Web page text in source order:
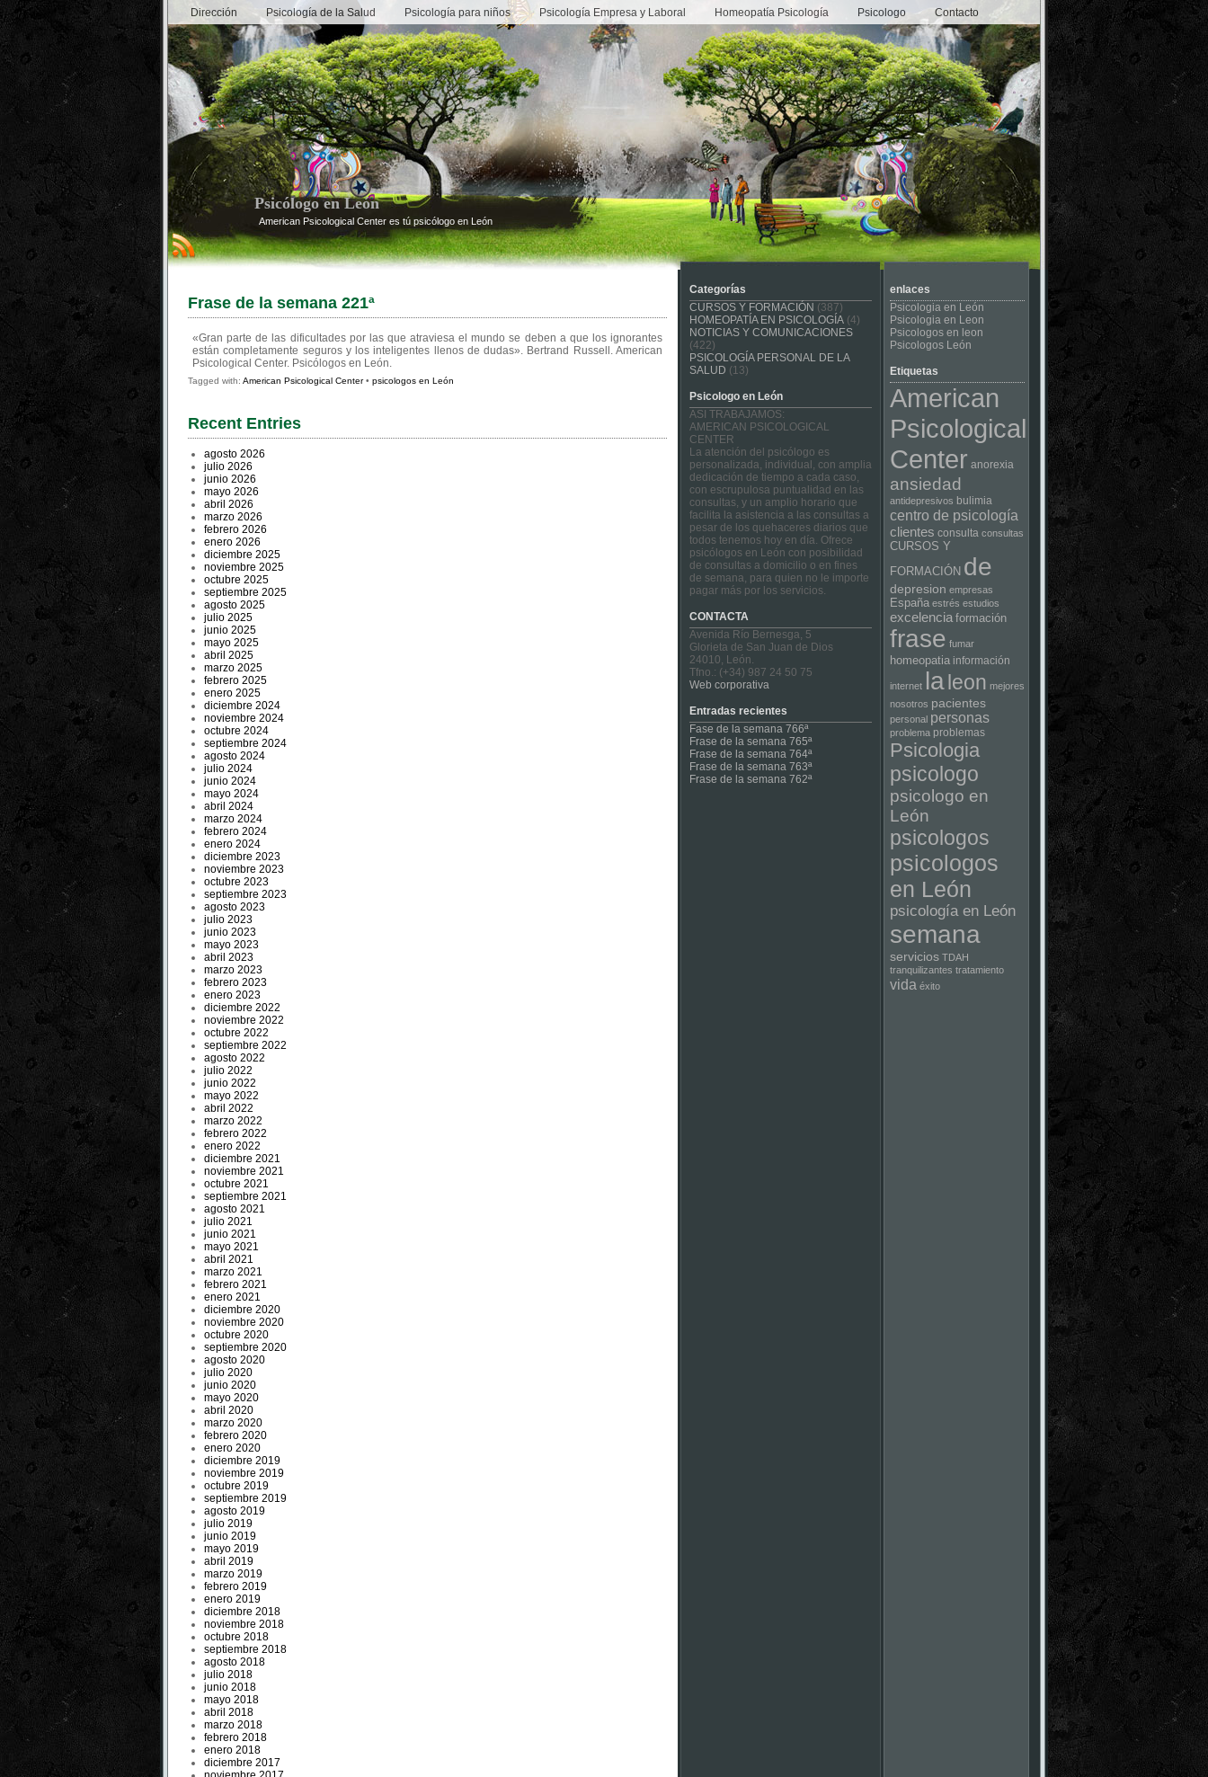
Dirección Psicología de la Salud Psicología para niños Psicología Empresa y Laboral Homeopatía Psicología Psicologo Contacto
Psicólogo en León
American Psicological Center es tú psicólogo en León
Frase de la semana 221ª
«Gran parte de las dificultades por las que atraviesa el mundo se deben a que los ignorantes
están completamente seguros y los inteligentes llenos de dudas». Bertrand Russell. American
Psicological Center. Psicólogos en León.
Tagged with: American Psicological Center• psicologos en León
Recent Entries
agosto 2026
julio 2026
junio 2026
mayo 2026
abril 2026
marzo 2026
febrero 2026
enero 2026
diciembre 2025
noviembre 2025
octubre 2025
septiembre 2025
agosto 2025
julio 2025
junio 2025
mayo 2025
abril 2025
marzo 2025
febrero 2025
enero 2025
diciembre 2024
noviembre 2024
octubre 2024
septiembre 2024
agosto 2024
julio 2024
junio 2024
mayo 2024
abril 2024
marzo 2024
febrero 2024
enero 2024
diciembre 2023
noviembre 2023
octubre 2023
septiembre 2023
agosto 2023
julio 2023
junio 2023
mayo 2023
abril 2023
marzo 2023
febrero 2023
enero 2023
diciembre 2022
noviembre 2022
octubre 2022
septiembre 2022
agosto 2022
julio 2022
junio 2022
mayo 2022
abril 2022
marzo 2022
febrero 2022
enero 2022
diciembre 2021
noviembre 2021
octubre 2021
septiembre 2021
agosto 2021
julio 2021
junio 2021
mayo 2021
abril 2021
marzo 2021
febrero 2021
enero 2021
diciembre 2020
noviembre 2020
octubre 2020
septiembre 2020
agosto 2020
julio 2020
junio 2020
mayo 2020
abril 2020
marzo 2020
febrero 2020
enero 2020
diciembre 2019
noviembre 2019
octubre 2019
septiembre 2019
agosto 2019
julio 2019
junio 2019
mayo 2019
abril 2019
marzo 2019
febrero 2019
enero 2019
diciembre 2018
noviembre 2018
octubre 2018
septiembre 2018
agosto 2018
julio 2018
junio 2018
mayo 2018
abril 2018
marzo 2018
febrero 2018
enero 2018
diciembre 2017
Categorías
CURSOS Y FORMACIÓN (387)
HOMEOPATÍA EN PSICOLOGÍA (4)
NOTICIAS Y COMUNICACIONES
(422)
PSICOLOGÍA PERSONAL DE LA
SALUD (13)
Psicologo en León
ASI TRABAJAMOS:
AMERICAN PSICOLOGICAL
CENTER
La atención del psicólogo es
personalizada, individual, con amplia
dedicación de tiempo a cada caso,
con escrupulosa puntualidad en las
consultas, y un amplio horario que
facilita la asistencia a las consultas a
pesar de los quehaceres diarios que
todos tenemos hoy en día. Ofrece
psicólogos en León con posibilidad
de consultas a domicilio o en fines
de semana, para quien no le importe
pagar más por los servicios.
CONTACTA
Avenida Río Bernesga, 5
Glorieta de San Juan de Dios
24010, León.
Tfno.: (+34) 987 24 50 75
Web corporativa
Entradas recientes
Fase de la semana 766ª
Frase de la semana 765ª
Frase de la semana 764ª
Frase de la semana 763ª
Frase de la semana 762ª
enlaces
Psicologia en León
Psicologia en Leon
Psicologos en leon
Psicologos León
Etiquetas
American
Psicological
Center anorexia
ansiedad
antidepresivos bulimia
centro de psicología
clientes consulta consultas
CURSOS Y
FORMACIÓN de
depresion empresas
España estrés estudios
excelencia formación
frase fumar
homeopatia información
internet laleon mejores
nosotros pacientes
personal personas
problema problemas
Psicologia
psicologo
psicologo en
León
psicologos
psicologos
en León
psicología en León
semana
servicios TDAH
tranquilizantes tratamiento
vida éxito